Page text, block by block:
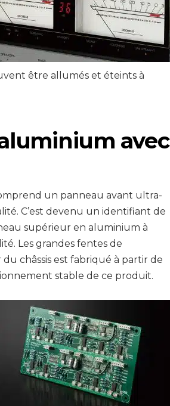
être allumés et éteints à
avec
un panneau avant ultra-
C’est devenu un identifiant de
supérieur en aluminium à
Les grandes fentes de
châssis est fabriqué à partir de
stable de ce produit.